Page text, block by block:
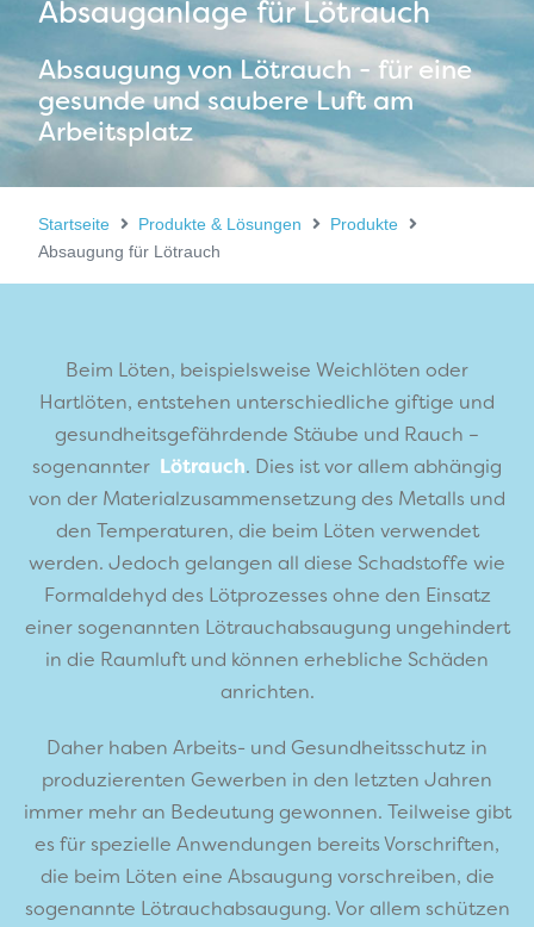
Absauganlage für Lötrauch
Absaugung von Lötrauch - für eine
gesunde und saubere Luft am
Arbeitsplatz
Startseite Produkte & Lösungen
Produkte
Absaugung für Lötrauch
Beim Löten, beispielsweise Weichlöten oder
Hartlöten, entstehen unterschiedliche giftige und
gesundheitsgefährdende Stäube und Rauch –
sogenannter Lötrauch. Dies ist vor allem abhängig
von der Materialzusammensetzung des Metalls und
den Temperaturen, die beim Löten verwendet
werden. Jedoch gelangen all diese Schadstoffe wie
Formaldehyd des Lötprozesses ohne den Einsatz
einer sogenannten Lötrauchabsaugung ungehindert
in die Raumluft und können erhebliche Schäden
anrichten.
Daher haben Arbeits- und Gesundheitsschutz in
produzierenten Gewerben in den letzten Jahren
immer mehr an Bedeutung gewonnen. Teilweise gibt
es für spezielle Anwendungen bereits Vorschriften,
die beim Löten eine Absaugung vorschreiben, die
sogenannte Lötrauchabsaugung. Vor allem schützen